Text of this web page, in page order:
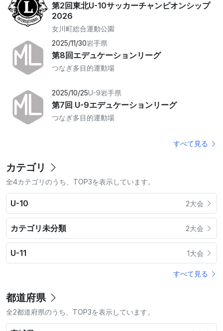
第2回東北U-10サッカーチャンピオンシップ
2026
⼥川町総合運動公園
2025/11/30岩手県
第8回エデュケーションリーグ
つなぎ多目的運動場
2025/10/25U-9岩手県
第7回 U-9エデュケーションリーグ
つなぎ多目的運動場
すべて見る
カテゴリ
全4カテゴリのうち、TOP3を表示しています。
U-10 2大会
カテゴリ未分類 2大会
U-11 1大会
すべて見る
都道府県
全2都道府県のうち、TOP3を表示しています。